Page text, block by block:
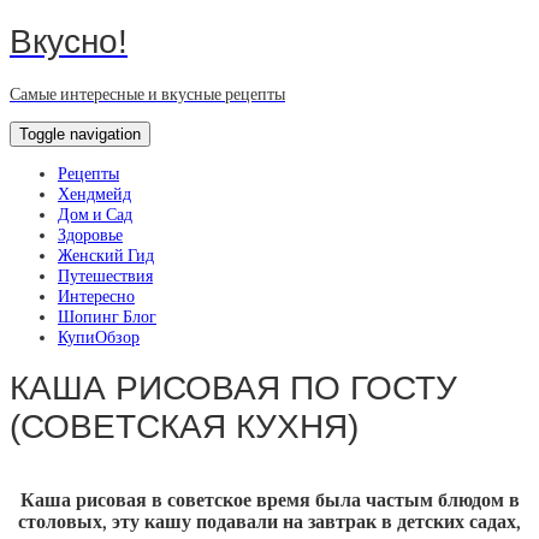
Вкусно!
Самые интересные и вкусные рецепты
Toggle navigation
Рецепты
Хендмейд
Дом и Сад
Здоровье
Женский Гид
Путешествия
Интересно
Шопинг Блог
КупиОбзор
КАША РИСОВАЯ ПО ГОСТУ
(СОВЕТСКАЯ КУХНЯ)
Каша рисовая в советское время была частым блюдом в
столовых, эту кашу подавали на завтрак в детских садах,